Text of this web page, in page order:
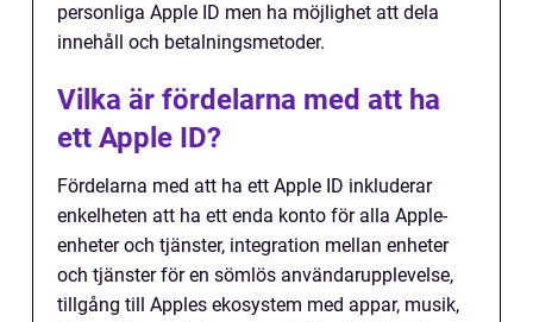
personliga Apple ID men ha möjlighet att dela
innehåll och betalningsmetoder.
Vilka är fördelarna med att ha
ett Apple ID?
Fördelarna med att ha ett Apple ID inkluderar
enkelheten att ha ett enda konto för alla Apple-
enheter och tjänster, integration mellan enheter
och tjänster för en sömlös användarupplevelse,
tillgång till Apples ekosystem med appar, musik,